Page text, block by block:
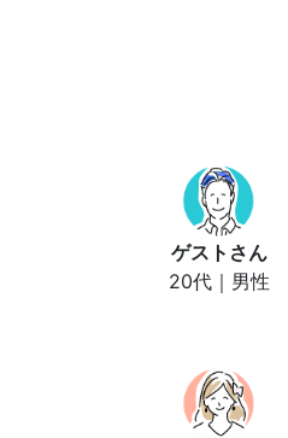
ゲスト さん
20代｜男性